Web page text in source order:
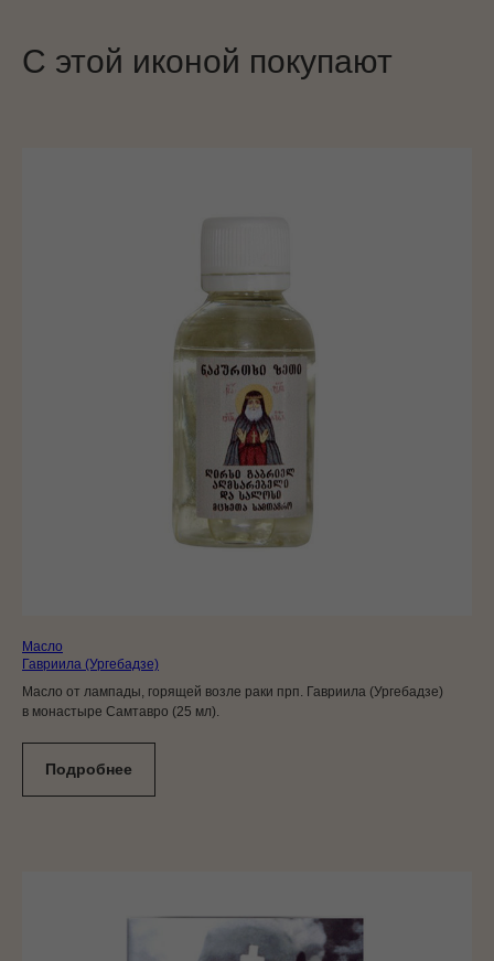
С этой иконой покупают
Масло
Гавриила (Ургебадзе)
Масло от лампады, горящей возле раки прп. Гавриила (Ургебадзе)
в монастыре Самтавро (25 мл).
Подробнее